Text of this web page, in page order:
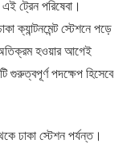
ট্রেন পরিষেবা।
ক্যান্টনমেন্ট স্টেশনে পড়ে
অতিক্রম হওয়ার আগেই
গুরুত্বপূর্ণ পদক্ষেপ হিসেবে
ঢাকা স্টেশন পর্যন্ত।